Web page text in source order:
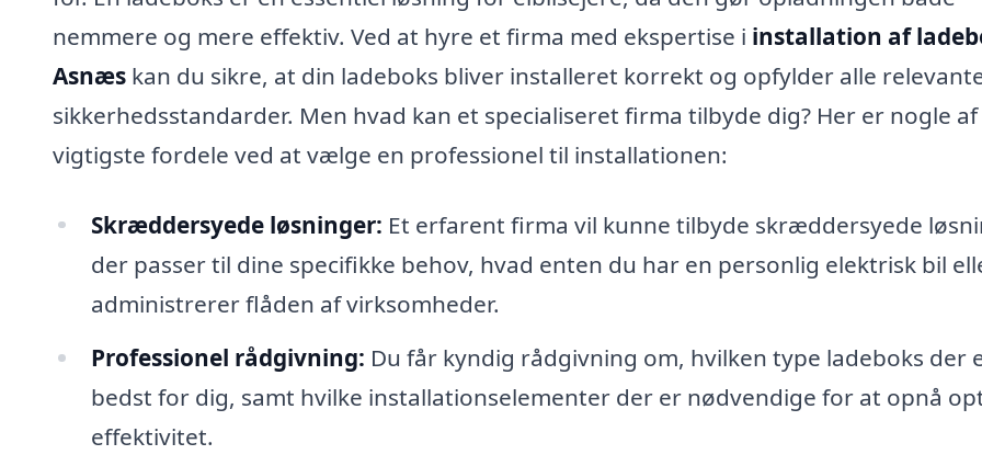
nemmere og mere effektiv. Ved at hyre et firma med ekspertise i installation af
Asnæs kan du sikre, at din ladeboks bliver installeret korrekt og opfylder alle
sikkerhedsstandarder. Men hvad kan et specialiseret firma tilbyde dig? Her er nogle af
vigtigste fordele ved at vælge en professionel til installationen:
Skræddersyede løsninger: Et erfarent firma vil kunne tilbyde skræddersyede
der passer til dine specifikke behov, hvad enten du har en personlig elektrisk bil
administrerer flåden af virksomheder.
Professionel rådgivning: Du får kyndig rådgivning om, hvilken type ladeboks der
bedst for dig, samt hvilke installationselementer der er nødvendige for at opnå
effektivitet.